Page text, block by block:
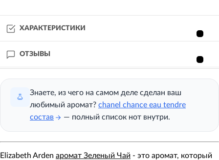
ХАРАКТЕРИСТИКИ
ОТЗЫВЫ
Знаете, из чего на самом деле сделан ваш
любимый аромат? chanel chance eau tendre
состав
— полный список нот внутри.
Elizabeth Arden аромат Зеленый Чай - это аромат, который